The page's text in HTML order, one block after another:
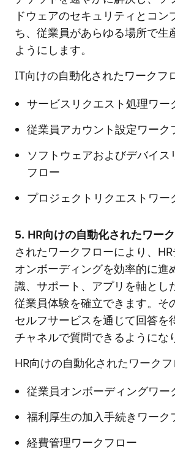
ドウェアのセキュリティとコン
ち、従業員があらゆる場所で生
ようにします。
IT向けの自動化されたワークフ
サービスリクエスト処理ワー
従業員アカウント設定ワーク
ソフトウェアおよびデバイス
フロー
プロジェクトリクエストワー
5. HR向けの自動化されたワー
されたワークフローにより、
オンボーディングを効率的に進
識、サポート、アプリを軸とし
従業員体験を確立できます。そ
セルフサービスを通じて回答を
チャネルで質問できるようにな
HR向けの自動化されたワークフ
従業員オンボーディングワー
福利厚生の加入手続きワーク
経費管理ワークフロー